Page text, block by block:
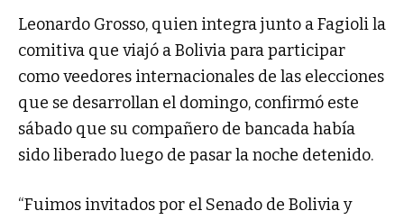
Leonardo Grosso, quien integra junto a Fagioli la
comitiva que viajó a Bolivia para participar
como veedores internacionales de las elecciones
que se desarrollan el domingo, confirmó este
sábado que su compañero de bancada había
sido liberado luego de pasar la noche detenido.
“Fuimos invitados por el Senado de Bolivia y